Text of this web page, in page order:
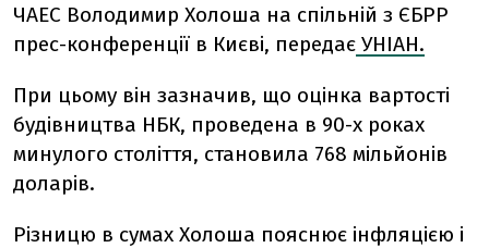
ЧАЕС Володимир Холоша на спільній з ЄБРР
прес-конференції в Києві, передає УНІАН.
При цьому він зазначив, що оцінка вартості
будівництва НБК, проведена в 90-х роках
минулого століття, становила 768 мільйонів
доларів.
Різницю в сумах Холоша пояснює інфляцією і